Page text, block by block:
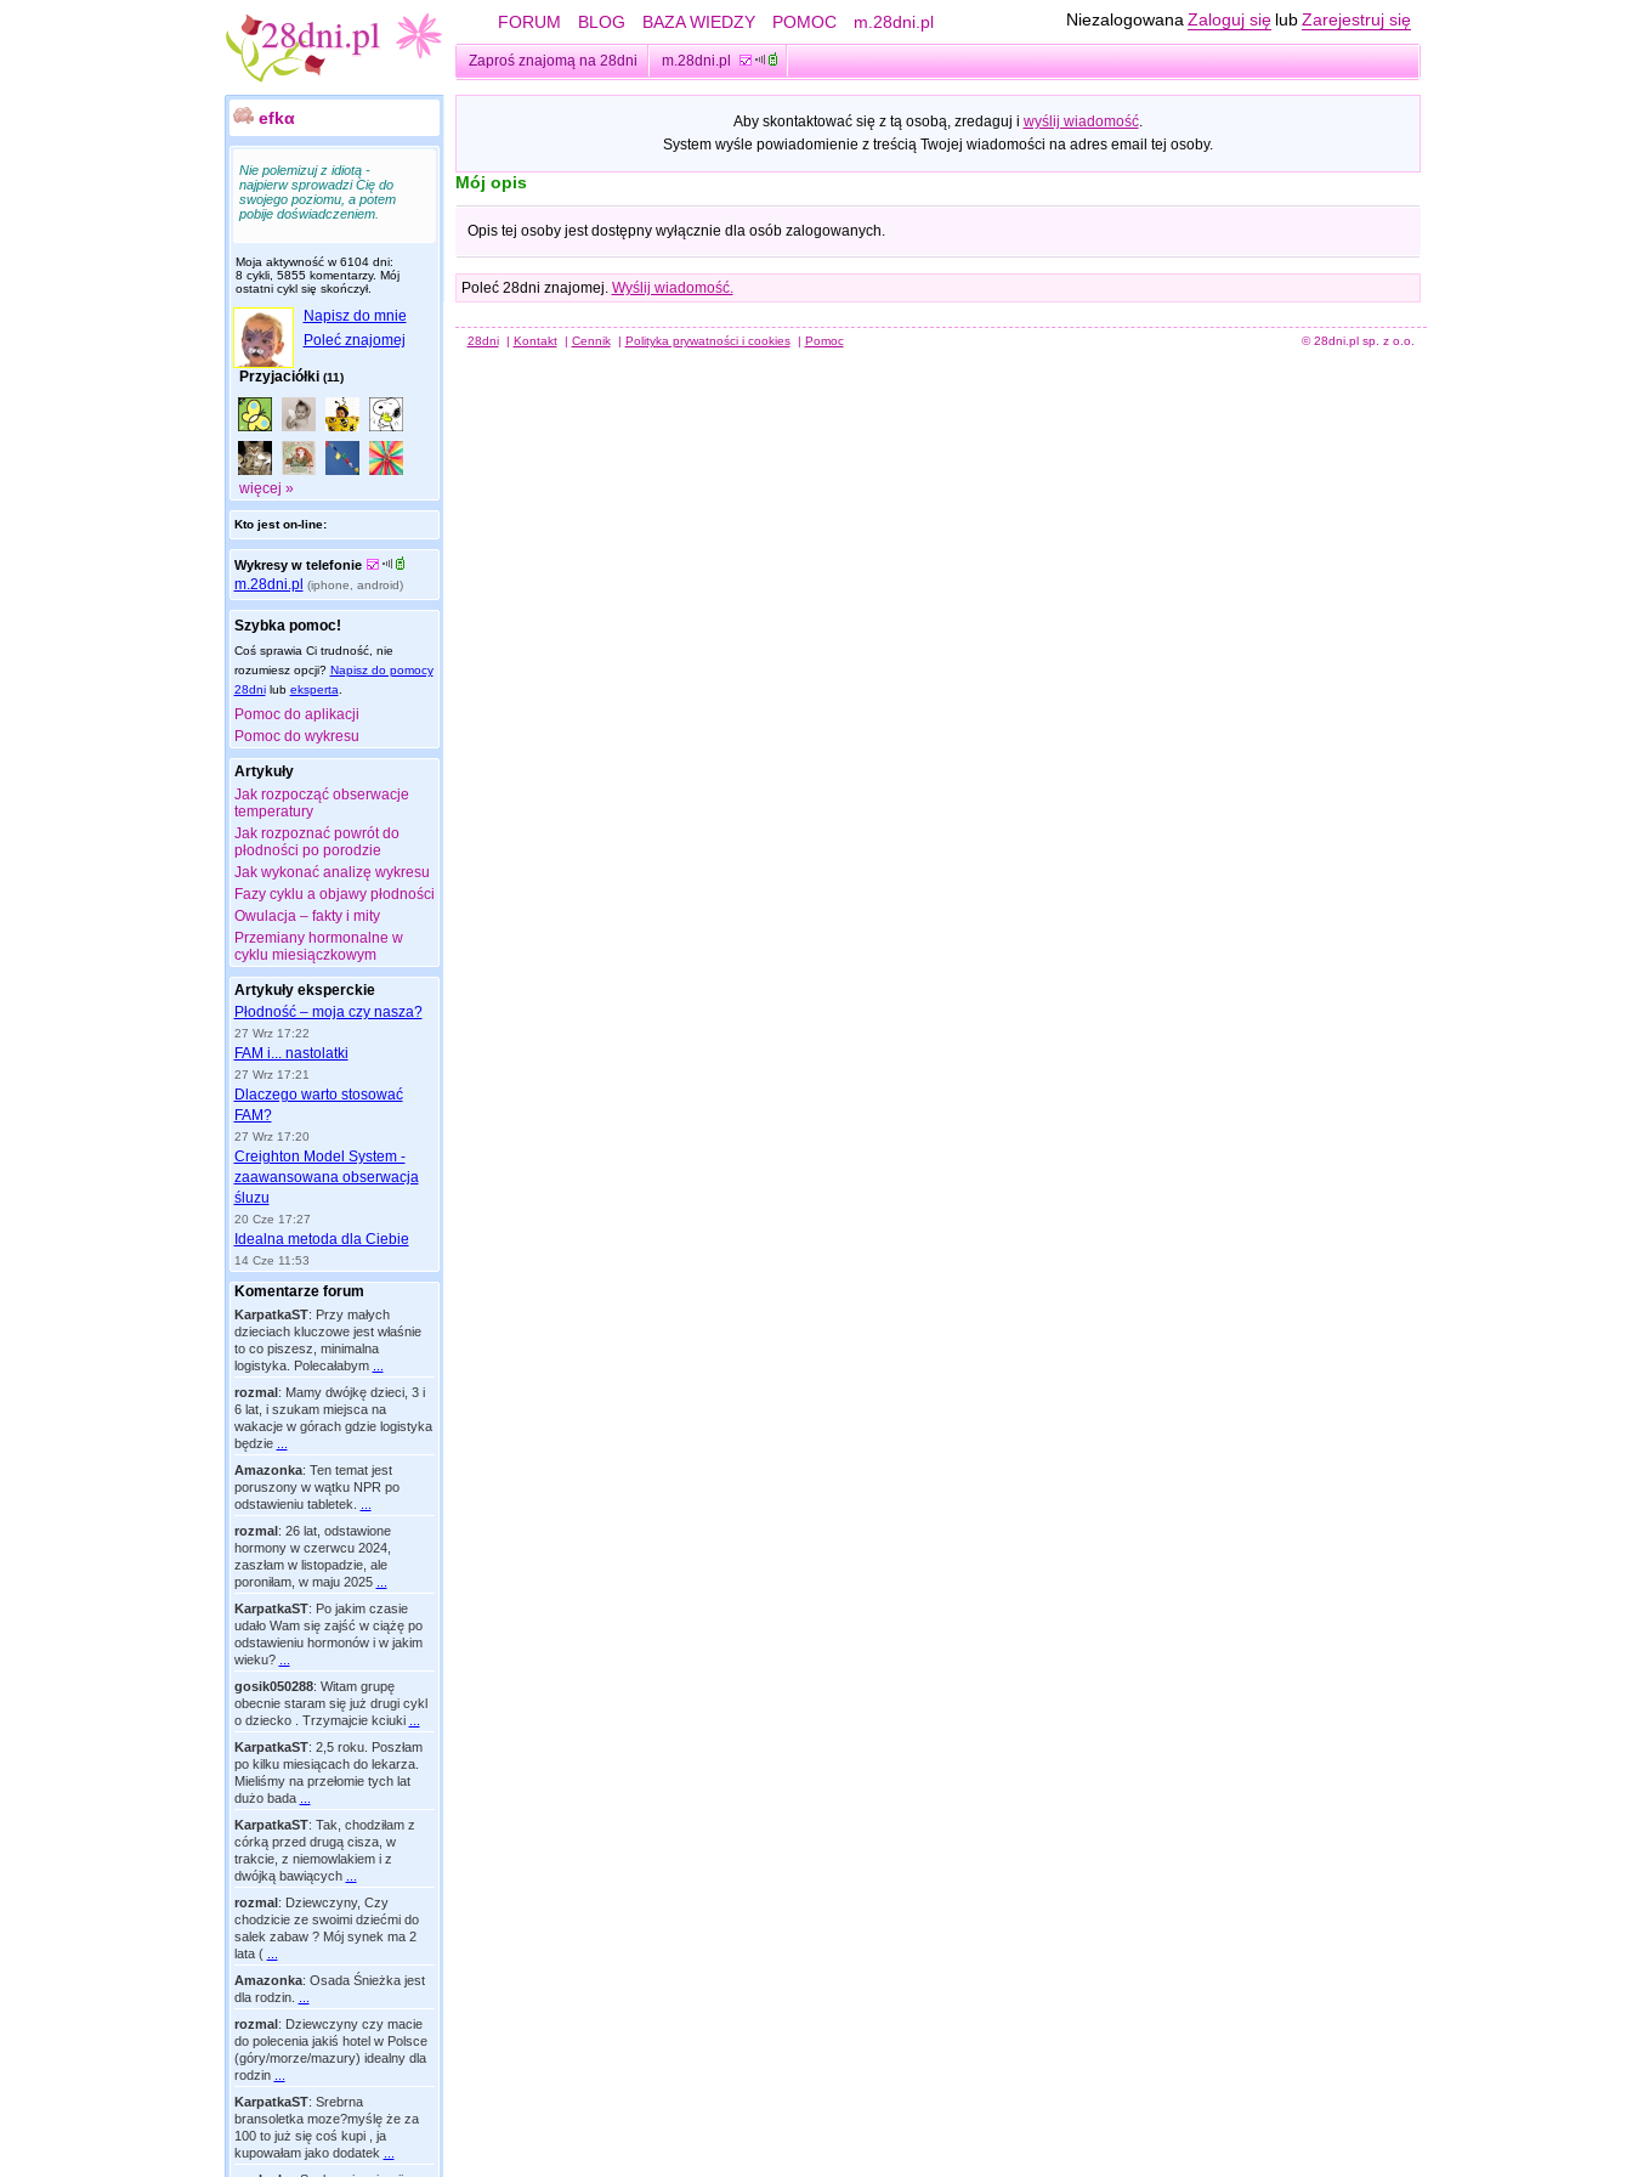
FORUM BLOG BAZA WIEDZY POMOC m.28dni.pl Niezalogowana Zaloguj się lub Zarejestruj się
Zaproś znajomą na 28dni m.28dni.pl
efkα
Nie polemizuj z idiotą -
najpierw sprowadzi Cię do
swojego poziomu, a potem
pobije doświadczeniem.
Moja aktywność w 6104 dni:
8 cykli, 5855 komentarzy. Mój
ostatni cykl się skończył.
Napisz do mnie
Poleć znajomej
Przyjaciółki (11)
więcej »
Kto jest on-line:
Wykresy w telefonie
m.28dni.pl (iphone, android)
Szybka pomoc!
Coś sprawia Ci trudność, nie
rozumiesz opcji? Napisz do pomocy
28dnilub eksperta
Pomoc do aplikacji
Pomoc do wykresu
Artykuły
Jak rozpocząć obserwacje
temperatury
Jak rozpoznać powrót do
płodności po porodzie
Jak wykonać analizę wykresu
Fazy cyklu a objawy płodności
Owulacja – fakty i mity
Przemiany hormonalne w
cyklu miesiączkowym
Artykuły eksperckie
Płodność – moja czy nasza?
27 Wrz 17:22
FAM i... nastolatki
27 Wrz 17:21
Dlaczego warto stosować
FAM?
27 Wrz 17:20
Creighton Model System -
zaawansowana obserwacja
śluzu
20 Cze 17:27
Idealna metoda dla Ciebie
14 Cze 11:53
Komentarze forum
KarpatkaST: Przy małych
dzieciach kluczowe jest właśnie
to co piszesz, minimalna
logistyka. Polecałabym
rozmal: Mamy dwójkę dzieci, 3 i
6 lat, i szukam miejsca na
wakacje w górach gdzie logistyka
będzie
Amazonka: Ten temat jest
poruszony w wątku NPR po
odstawieniu tabletek.
rozmal: 26 lat, odstawione
hormony w czerwcu 2024,
zaszłam w listopadzie, ale
poroniłam, w maju 2025
KarpatkaST: Po jakim czasie
udało Wam się zajść w ciążę po
odstawieniu hormonów i w jakim
wieku?
gosik050288: Witam grupę
obecnie staram się już drugi cykl
o dziecko . Trzymajcie kciuki
KarpatkaST: 2,5 roku. Poszłam
po kilku miesiącach do lekarza.
Mieliśmy na przełomie tych lat
dużo bada
KarpatkaST: Tak, chodziłam z
córką przed drugą cisza, w
trakcie, z niemowlakiem i z
dwójką bawiących
rozmal: Dziewczyny, Czy
chodzicie ze swoimi dziećmi do
salek zabaw ? Mój synek ma 2
lata (
Amazonka: Osada Śnieżka jest
dla rodzin.
rozmal: Dziewczyny czy macie
do polecenia jakiś hotel w Polsce
(góry/morze/mazury) idealny dla
rodzin
KarpatkaST: Srebrna
bransoletka moze?myślę że za
100 to już się coś kupi , ja
kupowałam jako dodatek
Aby skontaktować się z tą osobą, zredaguj i wyślij wiadomość.
System wyśle powiadomienie z treścią Twojej wiadomości na adres email tej osoby.
Mój opis
Opis tej osoby jest dostępny wyłącznie dla osób zalogowanych.
Poleć 28dni znajomej. Wyślij wiadomość.
28dni | Kontakt | Cennik | Polityka prywatności i cookies | Pomoc © 28dni.pl sp. z o.o.